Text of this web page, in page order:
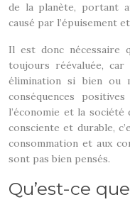
de la planète, portant
causé par l’épuisement
Il est donc nécessaire
toujours réévaluée, car
élimination si bien ou
conséquences
l’économie et la société
consciente et durable,
consommation et aux
sont pas bien pensés.
Qu’est-ce